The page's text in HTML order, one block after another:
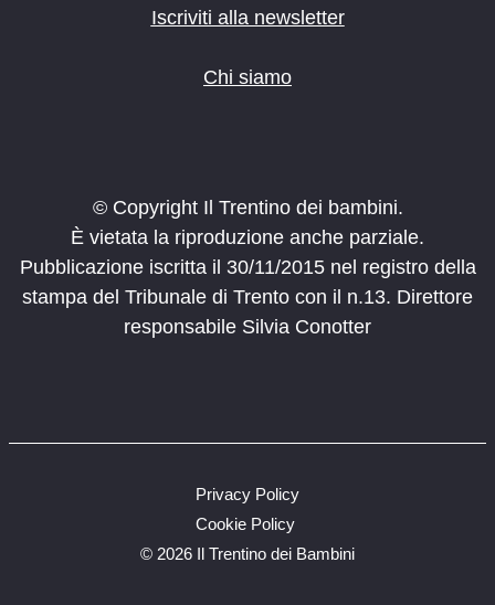
Iscriviti alla newsletter
Chi siamo
© Copyright Il Trentino dei bambini.
È vietata la riproduzione anche parziale.
Pubblicazione iscritta il 30/11/2015 nel registro della
stampa del Tribunale di Trento con il n.13. Direttore
responsabile Silvia Conotter
© 2026 Il Trentino dei Bambini
Privacy Policy
Cookie Policy